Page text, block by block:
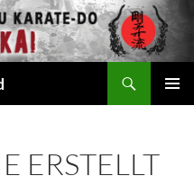
ERSTELLT